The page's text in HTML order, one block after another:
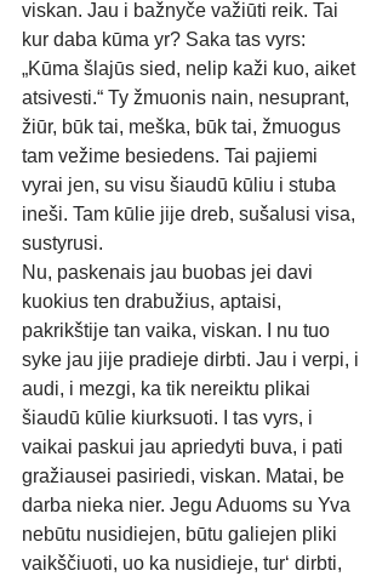
viskan. Jau i bažnyče važiūti reik. Tai
kur daba kūma yr? Saka tas vyrs:
„Kūma šlajūs sied, nelip kaži kuo, aiket
atsivesti.“ Ty žmuonis nain, nesuprant,
žiūr, būk tai, meška, būk tai, žmuogus
tam vežime besiedens. Tai pajiemi
vyrai jen, su visu šiaudū kūliu i stuba
ineši. Tam kūlie jije dreb, sušalusi visa,
sustyrusi.
Nu, paskenais jau buobas jei davi
kuokius ten drabužius, aptaisi,
pakrikštije tan vaika, viskan. I nu tuo
syke jau jije pradieje dirbti. Jau i verpi, i
audi, i mezgi, ka tik nereiktu plikai
šiaudū kūlie kiurksuoti. I tas vyrs, i
vaikai paskui jau apriedyti buva, i pati
gražiausei pasiriedi, viskan. Matai, be
darba nieka nier. Jegu Aduoms su Yva
nebūtu nusidiejen, būtu galiejen pliki
vaikščiuoti, uo ka nusidieje, tur‘ dirbti,